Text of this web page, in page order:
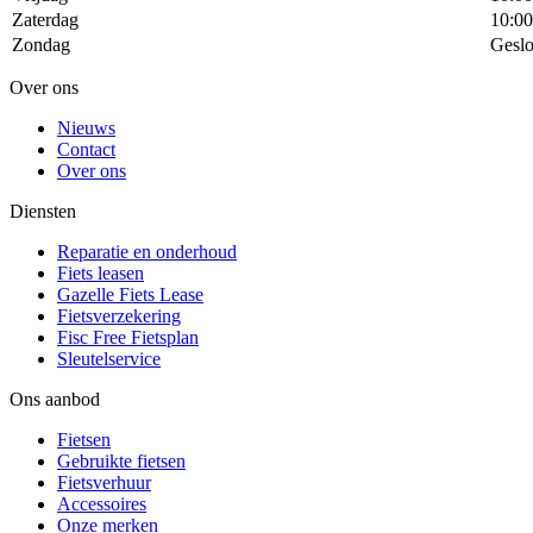
Zaterdag
Zondag
Over ons
Nieuws
Contact
Over ons
Diensten
Reparatie en onderhoud
Fiets leasen
Gazelle Fiets Lease
Fietsverzekering
Fisc Free Fietsplan
Sleutelservice
Ons aanbod
Fietsen
Gebruikte fietsen
Fietsverhuur
Accessoires
Onze merken